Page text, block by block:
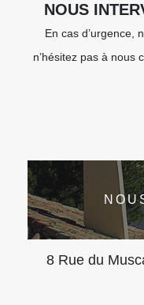
NOUS
En cas d’urgence,
n’hésitez pas à nous
8 Rue du